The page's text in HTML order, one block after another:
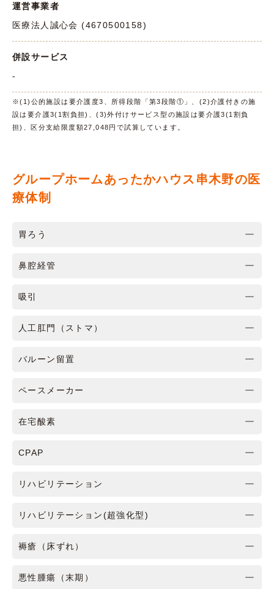
運営事業者
医療法人誠心会 (4670500158)
併設サービス
-
※(1)公的施設は要介護度3、所得段階「第3段階①」、(2)介護付きの施
設は要介護3(1割負担)、(3)外付けサービス型の施設は要介護3(1割負
担)、区分支給限度額27,048円で試算しています。
グループホームあったかハウス串木野の医
療体制
胃ろう
鼻腔経管
吸引
人工肛門（ストマ）
バルーン留置
ペースメーカー
在宅酸素
CPAP
リハビリテーション
リハビリテーション(超強化型)
褥瘡（床ずれ）
悪性腫瘍（末期）